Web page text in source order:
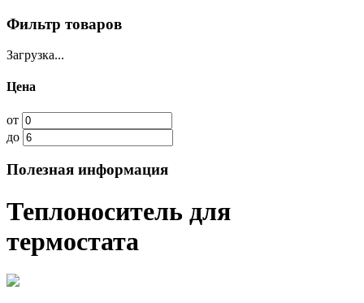
Фильтр товаров
Загрузка...
Цена
от
до
Полезная информация
Теплоноситель для
термостата